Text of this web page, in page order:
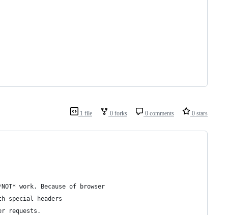
1 file 0 forks 0 comments 0 stars
work. Because of browser
special headers
requests.